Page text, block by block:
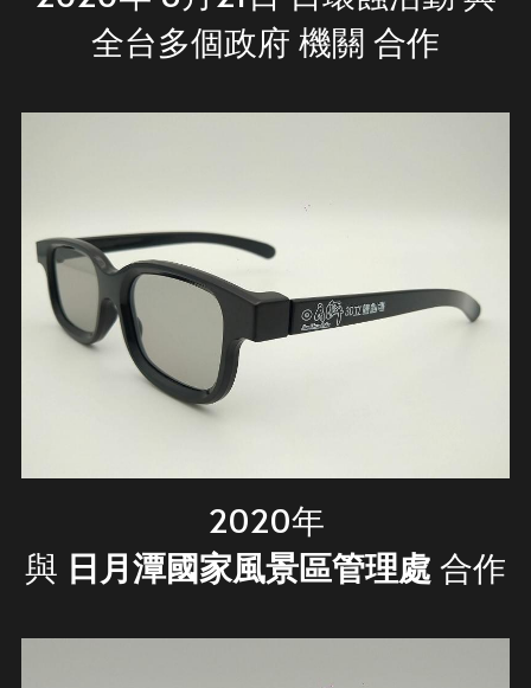
全台多個政府 機關 合作
2020年
與 日月潭國家風景區管理處 合作